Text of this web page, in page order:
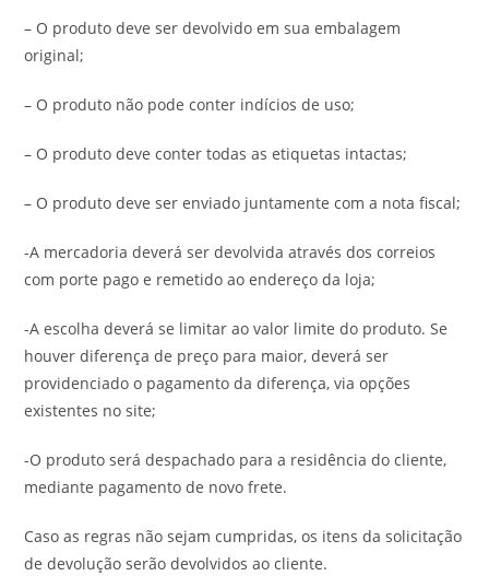
– O produto deve ser devolvido em sua embalagem
original;
– O produto não pode conter indícios de uso;
– O produto deve conter todas as etiquetas intactas;
– O produto deve ser enviado juntamente com a nota fiscal;
-A mercadoria deverá ser devolvida através dos correios
com porte pago e remetido ao endereço da loja;
-A escolha deverá se limitar ao valor limite do produto. Se
houver diferença de preço para maior, deverá ser
providenciado o pagamento da diferença, via opções
existentes no site;
-O produto será despachado para a residência do cliente,
mediante pagamento de novo frete.
Caso as regras não sejam cumpridas, os itens da solicitação
de devolução serão devolvidos ao cliente.